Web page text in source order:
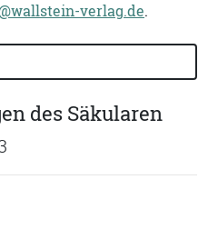
verlag.de.
oder ISBN
des Säkularen